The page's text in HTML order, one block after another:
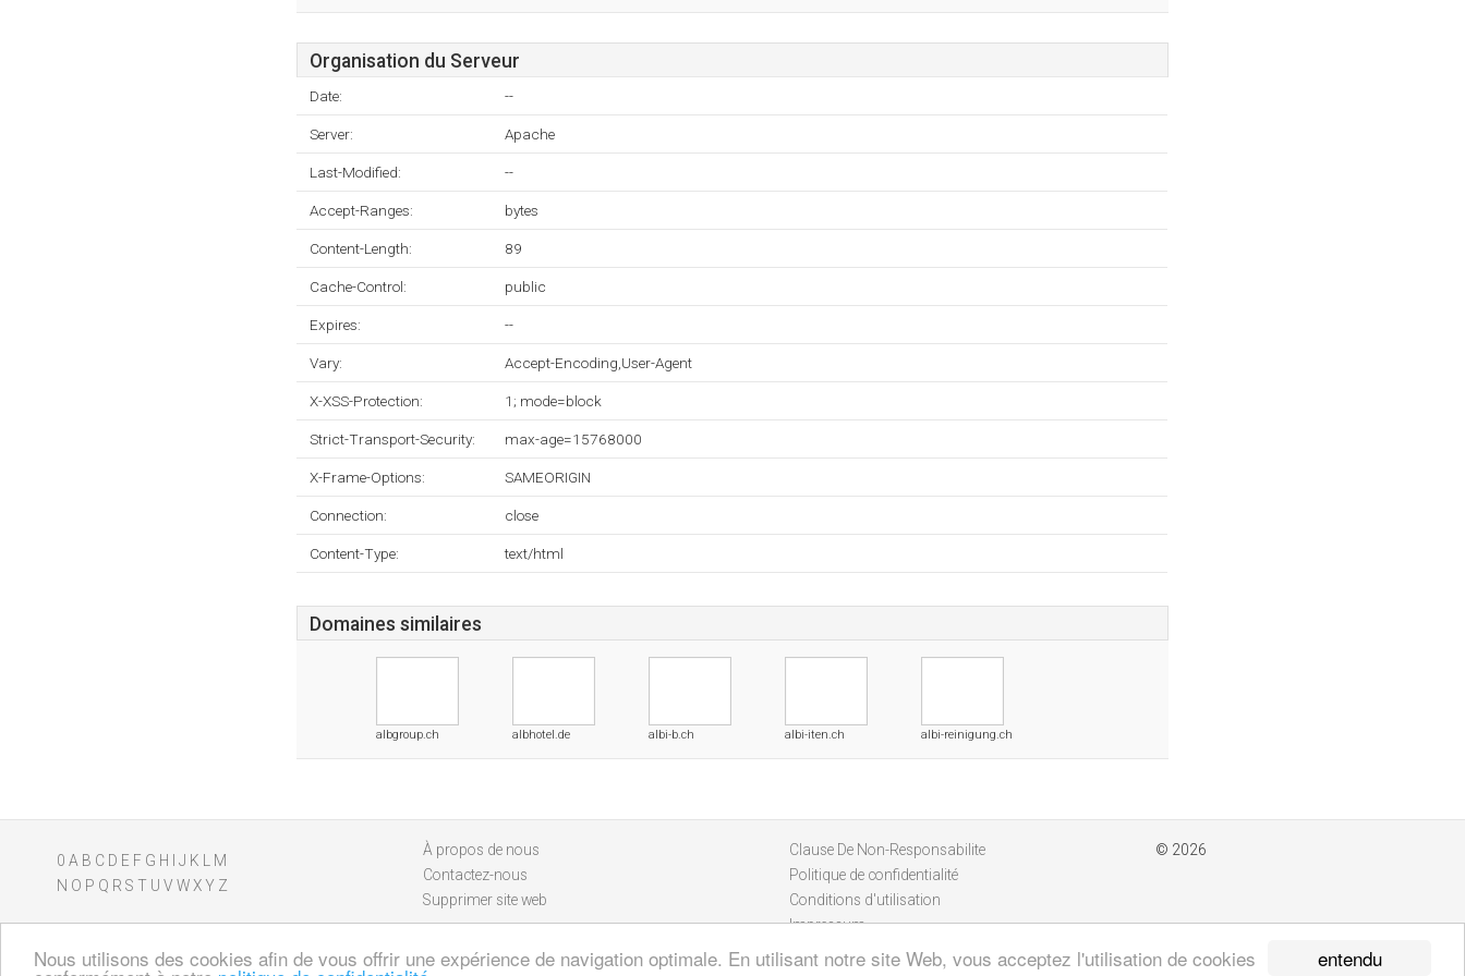
entendu
Nous utilisons des cookies afin de vous offrir une expérience de navigation optimale. En utilisant notre site Web, vous acceptez l'utilisation de cookies
Organisation du Serveur
Date: --
Server: Apache
Last-Modified: --
Accept-Ranges: bytes
Content-Length: 89
Cache-Control: public
Expires: --
Vary: Accept-Encoding,User-Agent
X-XSS-Protection: 1; mode=block
Strict-Transport-Security: max-age=15768000
X-Frame-Options: SAMEORIGIN
Connection: close
Content-Type: text/html
Domaines similaires
albgroup.ch albhotel.de albi-b.ch albi-iten.ch albi-reinigung.ch
0 A B C D E F G H J K
M
N O P Q R S T U V WXY Z
À propos de nous
Contactez-nous
Supprimer site web
Clause De Non-Responsabilite
Politique de confidentialité
Conditions d'utilisation
Impressum
© 2026